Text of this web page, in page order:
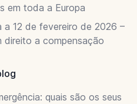
em toda a Europa
a 12 de fevereiro de 2026 –
direito a compensação
quais são os seus